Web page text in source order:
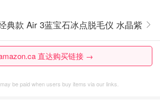
典款 Air 3蓝宝石冰点脱毛仪 水晶紫
直达购买链接 →
be paid when users buy items via our links.